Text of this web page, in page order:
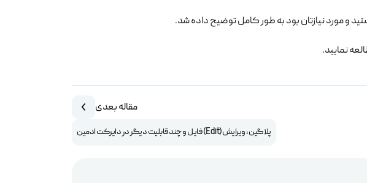
مقاله بعدی
پلاگین ، ویرایش(Edit) فایل و چند قابلیت دیگر در دایرکت ادمین